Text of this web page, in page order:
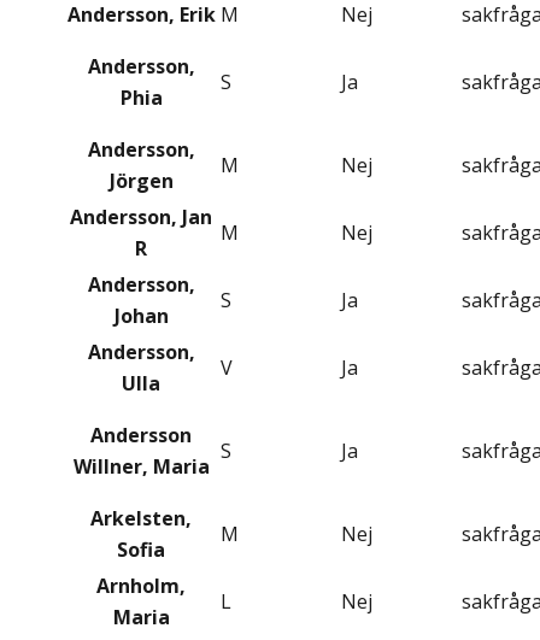
Andersson, Erik M Nej
Andersson,
Phia
S Ja
Andersson,
Jörgen
M Nej
Andersson, Jan
R
M Nej
Andersson,
Johan
S Ja
Andersson,
Ulla
V Ja
Andersson
Willner, Maria
S Ja
Arkelsten,
Sofia
M Nej
Arnholm,
Maria
L Nej